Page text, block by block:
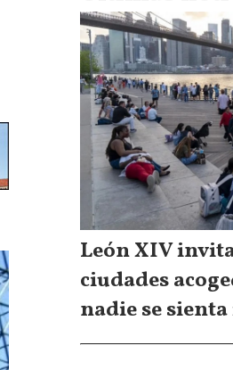
León XIV
ciudades
nadie se